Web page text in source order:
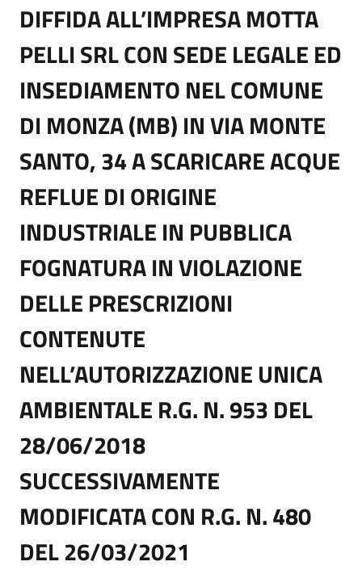
DIFFIDA ALL’IMPRESA MOTTA
PELLI SRL CON SEDE LEGALE ED
INSEDIAMENTO NEL COMUNE
DI MONZA (MB) IN VIA MONTE
SANTO, 34 A SCARICARE ACQUE
REFLUE DI ORIGINE
INDUSTRIALE IN PUBBLICA
FOGNATURA IN VIOLAZIONE
DELLE PRESCRIZIONI
CONTENUTE
NELL’AUTORIZZAZIONE UNICA
AMBIENTALE R.G. N. 953 DEL
28/06/2018
SUCCESSIVAMENTE
MODIFICATA CON R.G. N. 480
DEL 26/03/2021